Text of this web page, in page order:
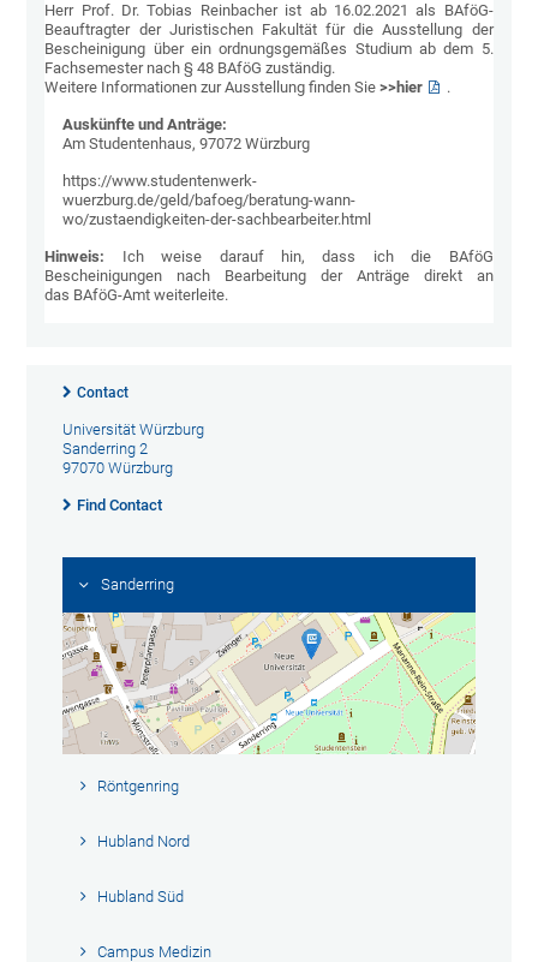
Herr Prof. Dr. Tobias Reinbacher ist ab 16.02.2021 als BAföG-
Beauftragter der Juristischen Fakultät für die Ausstellung der
Bescheinigung über ein ordnungsgemäßes Studium ab dem 5.
Fachsemester nach § 48 BAföG zuständig.
Weitere Informationen zur Ausstellung finden Sie>>hier .
Auskünfte und Anträge:
Am Studentenhaus, 97072 Würzburg
https://www.studentenwerk-
wuerzburg.de/geld/bafoeg/beratung-wann-
wo/zustaendigkeiten-der-sachbearbeiter.html
Hinweis: Ich weise darauf hin, dass ich die BAföG
Bescheinigungen nach Bearbeitung der Anträge direkt an
das BAföG-Amt weiterleite.
Contact
Universität Würzburg
Sanderring 2
97070 Würzburg
Find Contact
Sanderring
Röntgenring
Hubland Nord
Hubland Süd
Campus Medizin